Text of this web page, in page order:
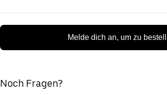
Melde dich an, um zu
Noch Fragen?